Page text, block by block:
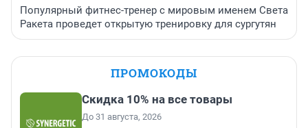
Популярный фитнес-тренер с мировым именем Света
Ракета проведет открытую тренировку для сургутян
ПРОМОКОДЫ
Скидка 10% на все товары
До 31 августа, 2026